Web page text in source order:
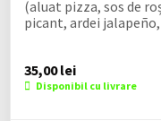
(aluat pizza, sos de
picant, ardei
35,00lei
Disponibil cu livrare